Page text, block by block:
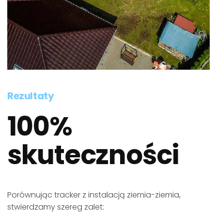
Rezultaty
100%
skuteczności
Porównując tracker z instalacją ziemia-ziemia,
stwierdzamy szereg zalet: